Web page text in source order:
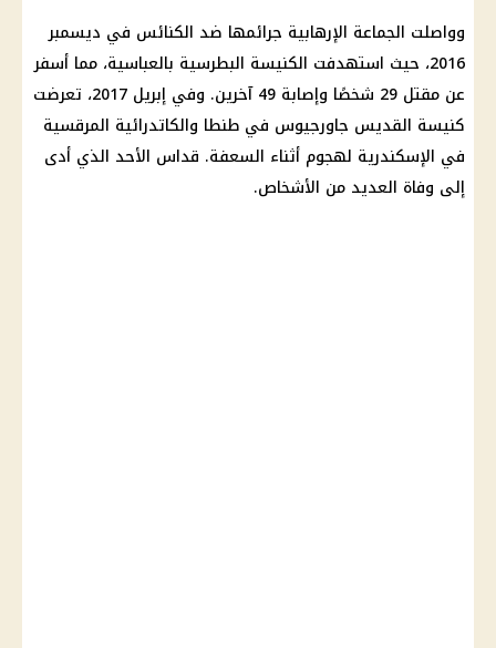
وواصلت الجماعة الإرهابية جرائمها ضد الكنائس في ديسمبر
2016، حيث استهدفت
الكنيسة البطرسية بالعباسية، مما أسفر
عن مقتل 29 شخصًا وإصابة 49 آخرين. وفي إبريل 2017، تعرضت
كنيسة القديس جاورجيوس في طنطا والكاتدرائية المرقسية
في الإسكندرية لهجوم أثناء السعفة. قداس الأحد الذي أدى
إلى وفاة العديد من الأشخاص.